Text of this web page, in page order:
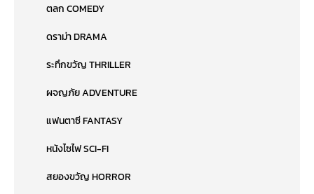
ตลก COMEDY
ดราม่า DRAMA
ระทึกขวัญ THRILLER
ผจญภัย ADVENTURE
แฟนตาซี FANTASY
หนังไซไฟ SCI-FI
สยองขวัญ HORROR